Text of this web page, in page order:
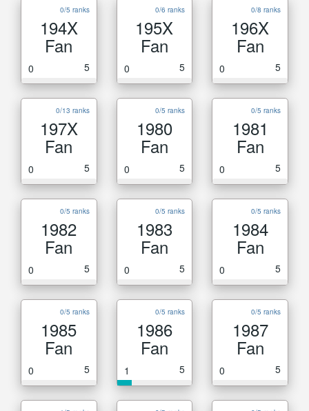
0/5 ranks
194X
Fan
0 5
0/6 ranks
195X
Fan
0 5
0/8 ranks
196X
Fan
0 5
0/13 ranks
197X
Fan
0 5
0/5 ranks
1980
Fan
0 5
0/5 ranks
1981
Fan
0 5
0/5 ranks
1982
Fan
0 5
0/5 ranks
1983
Fan
0 5
0/5 ranks
1984
Fan
0 5
0/5 ranks
1985
Fan
0 5
0/5 ranks
1986
Fan
1 5
0/5 ranks
1987
Fan
0 5